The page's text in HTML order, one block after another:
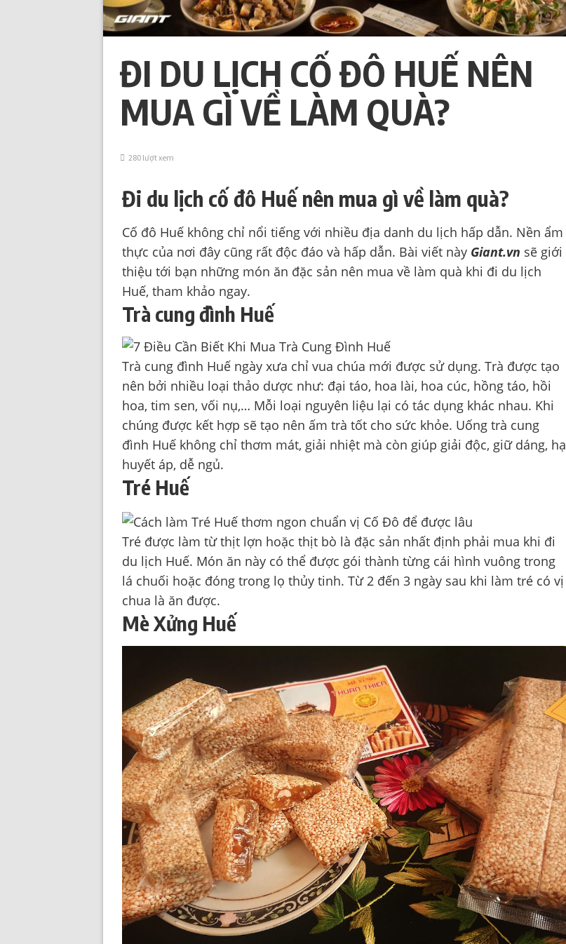
ĐI DU LỊCH CỐ ĐÔ HUẾ NÊN
MUA GÌ VỀ LÀM QUÀ?
280 lượt xem
Đi du lịch cố đô Huế nên mua gì về làm quà?
Cố đô Huế không chỉ nổi tiếng với nhiều địa danh du lịch hấp dẫn. Nền ẩm
thực của nơi đây cũng rất độc đáo và hấp dẫn. Bài viết này Giant.vn sẽ giới
thiệu tới bạn những món ăn đặc sản nên mua về làm quà khi đi du lịch
Huế, tham khảo ngay.
Trà cung đình Huế
Trà cung đình Huế ngày xưa chỉ vua chúa mới được sử dụng. Trà được tạo
nên bởi nhiều loại thảo dược như: đại táo, hoa lài, hoa cúc, hồng táo, hồi
hoa, tim sen, vối nụ,… Mỗi loại nguyên liệu lại có tác dụng khác nhau. Khi
chúng được kết hợp sẽ tạo nên ấm trà tốt cho sức khỏe. Uống trà cung
đình Huế không chỉ thơm mát, giải nhiệt mà còn giúp giải độc, giữ dáng, hạ
huyết áp, dễ ngủ.
Tré Huế
Tré được làm từ thịt lợn hoặc thịt bò là đặc sản nhất định phải mua khi đi
du lịch Huế. Món ăn này có thể được gói thành từng cái hình vuông trong
lá chuối hoặc đóng trong lọ thủy tinh. Từ 2 đến 3 ngày sau khi làm tré có vị
chua là ăn được.
Mè Xửng Huế